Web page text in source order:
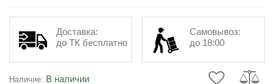
Доставка:
до ТК бесплатно
Самовывоз:
до 18:00
Наличие: В наличии